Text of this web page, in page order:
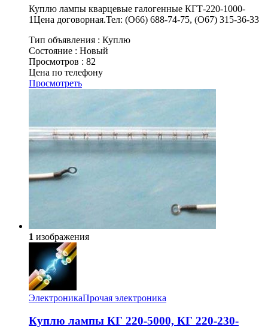
Куплю лампы кварцевые галогенные КГТ-220-1000-
1Цена договорная.Тел: (О66) 688-74-75, (О67) 315-36-33
Тип объявления : Куплю
Состояние : Новый
Просмотров : 82
Цена по телефону
Просмотреть
1 изображения
ЭлектроникаПрочая электроника
Куплю лампы КГ 220-5000, КГ 220-230-